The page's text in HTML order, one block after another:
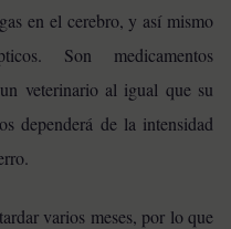
en el cerebro, y así mismo
Son medicamentos
veterinario al igual que su
dependerá de la intensidad
varios meses, por lo que